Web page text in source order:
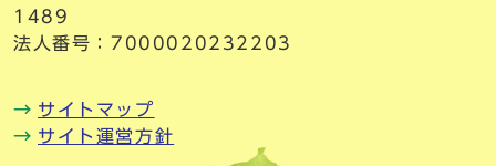
1489
法人番号：7000020232203
サイトマップ
サイト運営方針